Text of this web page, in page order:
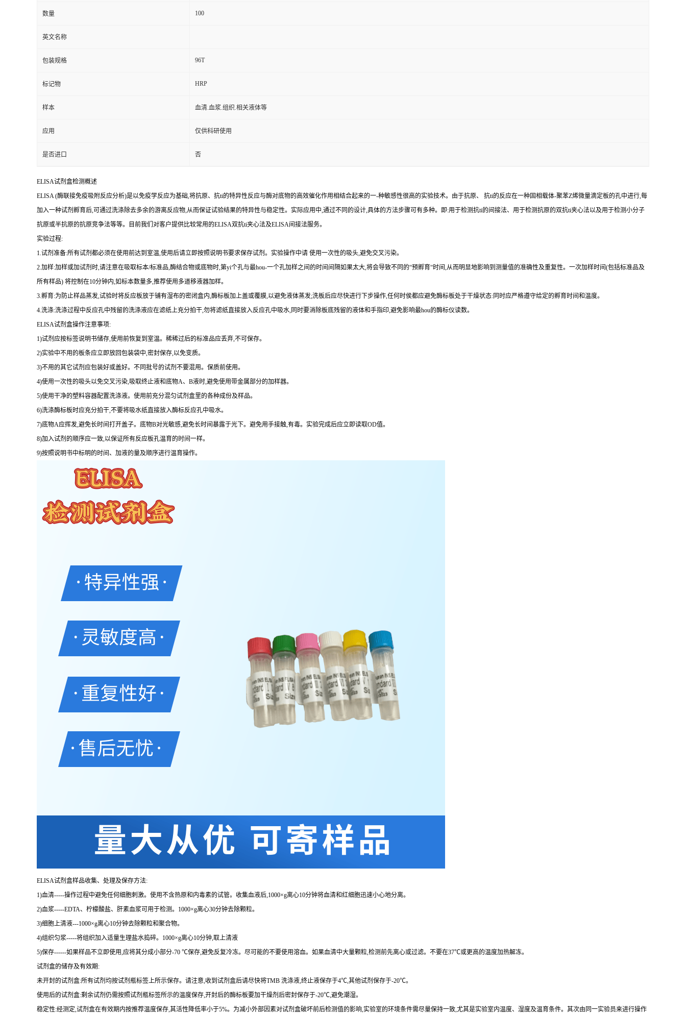
数量 100
英文名称
包装规格 96T
标记物 HRP
样本 血清.血浆.组织.相关液体等
应用 仅供科研使用
是否进口 否
ELISA试剂盒检测概述
ELISA (酶联接免疫吸附反应分析)是以免疫学反应为基础,将抗原、 抗ti的特异性反应与酶对底物的高效催化作用相结合起来的一-种敏感性很高的实验技术。由于抗原、 抗ti的反应在一种固相载体-聚苯Z烯微量滴定板的孔中进行,每
加入一种试剂孵育后,可通过洗涤除去多余的游离反应物,从而保证试验结果的特异性与稳定性。实际应用中,通过不同的设计,具体的方法步骤可有多种。即:用于检测抗ti的间接法、用于检测抗原的双抗ti夹心法以及用于检测小分子
抗原或半抗原的抗原竞争法等等。目前我们对客户提供比较常用的ELISA双抗ti夹心法及ELISA间接法服务。
实验过程:
1.试剂准备:所有试剂都必须在使用前达到室温,使用后请立即按照说明书要求保存试剂。实验操作中请 使用一次性的吸头,避免交叉污染。
2.加样:加样或加试剂时,请注意在吸取标本/标准品,酶结合物或底物时,第yi个孔与最hou-一个孔加样之间的时间间隔如果太大,将会导致不同的“预孵育“时间 ,从而明显地影响到测量值的准确性及重复性。 一次加样时间 (包括标准品及
所有样品) 将控制在10分钟内,如标本数量多,推荐使用多道移液器加样。
3.孵育:为防止样品蒸发,试验时将反应板放于铺有湿布的密闭盒内,酶标板加上盖或覆膜,以避免液体蒸发;洗板后应尽快进行下步操作,任何时侯都应避免酶标板处于干燥状态: 同时应严格遵守给定的孵育时间和温度。
4.洗涤:洗涤过程中反应孔中残留的洗涤液应在滤纸上充分拍干,勿将滤纸直接放入反应孔中吸水,同时要消除板底残留的液体和手指印,避免影响最hou的酶标仪读数。
ELISA试剂盒操作注意事项:
1)试剂应按标签说明书储存,使用前恢复到室温。稀稀过后的标准品应丢弃,不可保存。
2)实验中不用的板条应立即放回包装袋中,密封保存,以免变质。
3)不用的其它试剂应包装好或盖好。不同批号的试剂不要混用。保质前使用。
4)使用一次性的吸头以免交叉污染,吸取终止液和底物A、 B液时,避免使用带金属部分的加样器。
5)使用干净的塑料容器配置洗涤液。使用前充分混匀试剂盒里的各种成份及样品。
6)洗涤酶标板时应充分拍干,不要将吸水纸直接放入酶标反应孔中吸水。
7)底物A应挥发,避免长时间打开盖子。底物B对光敏感,避免长时间暴露于光下。避免用手接触,有毒。实验完成后应立即读取OD值。
8)加入试剂的顺序应一致,以保证所有反应板孔温育的时间一样。
9)按照说明书中标明的时间、加液的量及顺序进行温育操作。
ELISA试剂盒样品收集、处理及保存方法:
1)血清-----操作过程中避免任何细胞刺激。使用不含热原和内毒素的试管。收集血液后,1000×g离心10分钟将血清和红细胞迅速小心地分离。
2)血浆-----EDTA、柠檬酸盐、肝素血浆可用于检测。 1000×g离心30分钟去除颗粒。
3)细胞上清液---1000×g离心10分钟去除颗粒和聚合物。
4)组织匀浆-----将组织加入适量生理盐水捣碎。 1000×g离心10分钟,取上清液
5)保存------如果样品不立即使用,应将其分成小部分-70 ℃保存,避免反复冷冻。尽可能的不要使用溶血。如果血清中大量颗粒,检测前先离心或过滤。不要在37℃或更高的温度加热解冻。
试剂盒的储存及有效期:
未开封的试剂盒:所有试剂均按试剂瓶标签上所示保存。请注意,收到试剂盒后请尽快将TMB 洗涤液,终止液保存于4℃,其他试剂保存于-20℃。
使用后的试剂盒:剩余试剂仍需按照试剂瓶标签所示的温度保存,开封后的酶标板要加干燥剂后密封保存于-20℃,避免潮湿。
稳定性:经测定,试剂盒在有效期内按推荐温度保存,其活性降低率小于5%。为减小外部因素对试剂盒破坏前后检测值的影响,实验室的环境条件需尽量保持一致,尤其是实验室内温度、湿度及温育条件。其次由同一实验员来进行操作